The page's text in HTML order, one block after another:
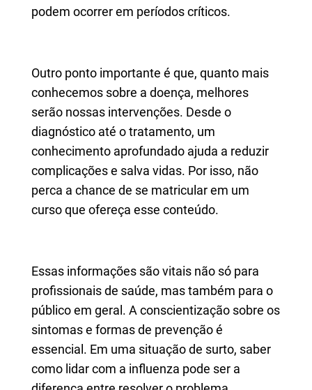
podem ocorrer em períodos críticos.
Outro ponto importante é que, quanto mais
conhecemos sobre a doença, melhores
serão nossas intervenções. Desde o
diagnóstico até o tratamento, um
conhecimento aprofundado ajuda a reduzir
complicações e salva vidas. Por isso, não
perca a chance de se matricular em um
curso que ofereça esse conteúdo.
Essas informações são vitais não só para
profissionais de saúde, mas também para o
público em geral. A conscientização sobre os
sintomas e formas de prevenção é
essencial. Em uma situação de surto, saber
como lidar com a influenza pode ser a